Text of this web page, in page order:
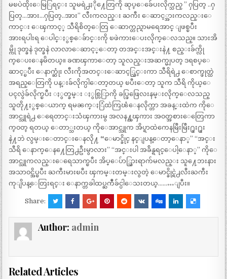
မၿပဲထိုးေမြြရင္း သူမရဲ႕ႏို႔ေတြကို ဆုပ္ေခ်ေပးလိုက္သည္ ” ႁပြတ္ ..ႁ
ပြတ္…အား…ႁပြတ္..အား” လီးကလည္း ႀကီး ေဆာင့္အားကလည္းေ
ကာင္း ေၾကာင့္ သီရိစိတ္ေတြ ေဆာက္တည္ရာမရေအာင္ ျဖစ္ၿပီး
အားရပါးရ ေပါင္ႏွစ္ေခ်ာင္းကို ၿဖဲကားေပးလိုက္ေလသည္။ သားအိ
မ္ကို ဒုတ္ခနဲ ဒုတ္ခနဲ လာလာေဆာင့္ေတာ့ တအင္းအင္းနဲ႔ စည္းခ်က္လို
က္ေပးေနမိတယ္။ ခဏၾကာေတာ့ သူလည္းအဆက္မျပတ္ ဒရစပ္ေ
ဆာင့္ၿပီး ေနာက္ဆုံး လီးကိုအတင္းေဆာင့္သြင္းကာ သီရိရဲ႕ ေစာက္ဖုတ္ထဲ
အရည္ေတြကို ပန္းခ်လိုက္ပါေတာ့တယ္ ၿပီးေတာ့ သူက သီရိ ကိုယ္ေ
ပၚလွဲခ်လိုက္ၿပီး ႏွတ္ခမ္း ႏွစ္လြြာကို ခပ္ဖြဖြေလးနမ္းလိုက္ေလသည္
သူတို႔ႏွစ္ေယာက္ ရမၼက္ႏြံထဲကြၽံေနလိုက္တာ အခန္းထဲက ကိုေ
အာင္သူရဲ႕ ေရေတာင္းသံၾကားမွ အလန႔္တၾကား အ၀တ္အစားေတြေကာ
က္၀တ္ ရတယ္ ေတာ္သးတယ္ ကိုေအာင္သူက အိပ္ရာထဲကေနမြဳးမြဳး႐ူး႐ူး
နဲ႔ဘဲ လွမ္းေတာင္းေနလို႔ “ေမာင္ခိုင္ နင္ျပန္ေတာ့ေနာ္” “အင္း
သီရိ ေနာက္ေန႔ေတြ႕ဦးမွာလား” “အင္းပါ အခ်ိန္ရရင္ေပါ့ေနာ္” ကိုေ
အာင္သူကလည္းေရေသာက္ၿပီး အိပ္ေပ်ာ္သြားရာက်မလည္း သူ႔ေဘးနား
အသာ၀င္အိပ္ၿပီး ႀကီးမားၿပီး ၾကမ္းတမ္းလွတဲ့ ေမာင္ခိုင္ရဲ႕လီးႀကီး
ကုျိပန္ေတြးရင္း ေနာက္တခါထပ္ႀကဳံခ်င္ပါေသးတယ္………ျပီး။
Share:
Author: admin
Related Articles